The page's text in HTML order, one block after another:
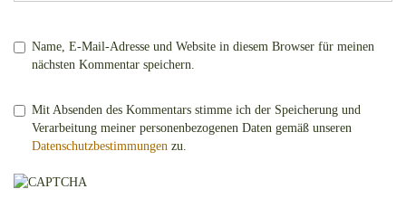
Name, E-Mail-Adresse und Website in diesem Browser für meinen
nächsten Kommentar speichern.
Mit Absenden des Kommentars stimme ich der Speicherung und
Verarbeitung meiner personenbezogenen Daten gemäß unseren
Datenschutzbestimmungen zu.